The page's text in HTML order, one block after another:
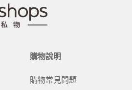
購物說明
購物常見問題